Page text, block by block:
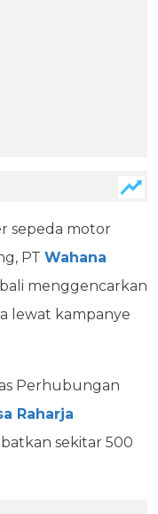
sepeda motor
PT Wahana
menggencarkan
lewat kampanye
Perhubungan
Raharja
sekitar 500